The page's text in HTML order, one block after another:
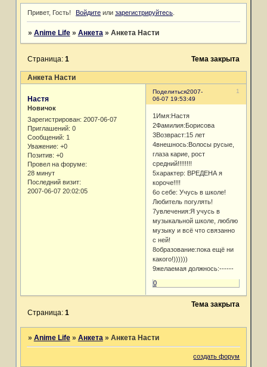
Привет, Гость! Войдите илизарегистрируйтесь
» Anime Life » Анкета » Анкета Насти
Анкета Насти
Страница: 1 Тема закрыта
Поделиться 1
2007-
06-07 19:53:49
Настя
Новичок
Зарегистрирован: 2007-06-07
Приглашений: 0
Сообщений: 1
Уважение: +0
Позитив: +0
Провел на форуме:
28 минут
Последний визит:
2007-06-07 20:02:05
1Имя:Настя
2Фамилия:Борисова
3Возвраст:15 лет
4внешнось:Волосы русые,
глаза карие, рост
средний!!!!!!!!
5характер: ВРЕДЕНА я
короче!!!!
6о себе: Учусь в школе!
Любитель погулять!
7увлечения:Я учусь в
музыкальной школе, люблю
музыку и всё что связанно
с ней!
8образование:пока ещё ни
какого!))))))
9желаемая должнось:------
0
Тема закрыта
Страница: 1
» Anime Life » Анкета » Анкета Насти
создать форум